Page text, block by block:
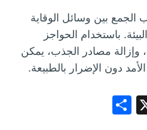
بين وسائل الوقاية
باستخدام الحواجز
وإزالة مصادر الجذب، يمكن
دون الإضرار بالطبيعة.
X